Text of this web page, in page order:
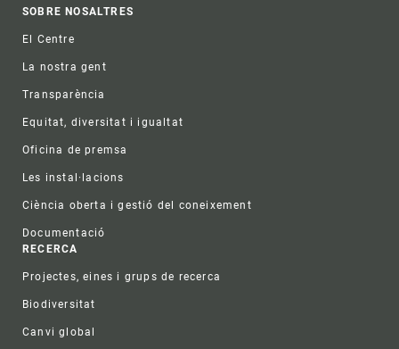
Footer
SOBRE NOSALTRES
El Centre
La nostra gent
Transparència
Equitat, diversitat i igualtat
Oficina de premsa
Les instal·lacions
Ciència oberta i gestió del coneixement
Documentació
RECERCA
Projectes, eines i grups de recerca
Biodiversitat
Canvi global